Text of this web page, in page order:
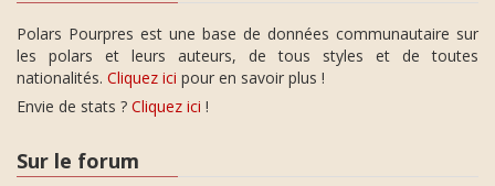
Polars Pourpres est une base de données communautaire sur
les polars et leurs auteurs, de tous styles et de toutes
nationalités. Cliquez ici pour en savoir plus !
Envie de stats ? Cliquez ici !
Sur le forum